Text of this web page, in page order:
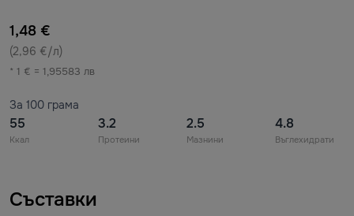
1,48 €
(2,96 €/л)
* 1 € = 1,95583 лв
За 100 грама
55
Ккал
3.2
Протеини
2.5
Мазнини
4.8
Въглехидрати
Съставки